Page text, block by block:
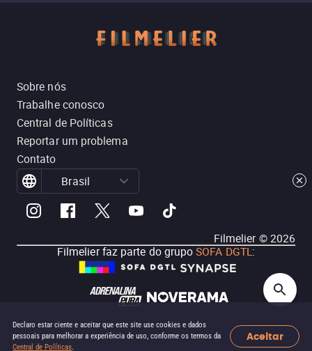
Declaro estar ciente e aceitar que este site use cookies e dados
pessoais para melhorar a experiência de uso, conforme os termos da
Central de Políticas.
Aceitar
Sobre nós
Trabalhe conosco
Central de Políticas
Reportar um problema
Contato
Brasil
Filmelier ©2026
Filmelier faz parte do grupoSOFA DGTL: